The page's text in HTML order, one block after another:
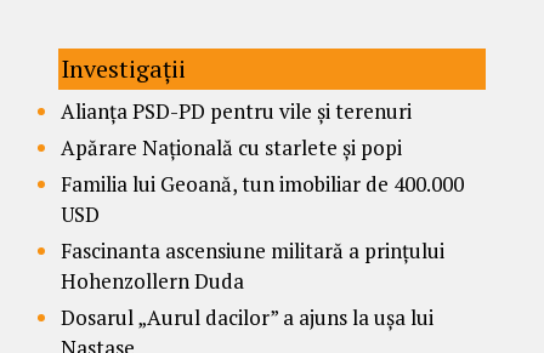
Investigații
Alianța PSD-PD pentru vile și terenuri
Apărare Națională cu starlete și popi
Familia lui Geoană, tun imobiliar de 400.000
USD
Fascinanta ascensiune militară a prințului
Hohenzollern Duda
Dosarul „Aurul dacilor” a ajuns la ușa lui